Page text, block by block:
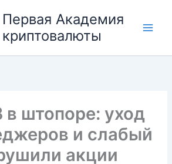
Первая Академия
криптовалюты
в штопоре: уход
и слабый
акции